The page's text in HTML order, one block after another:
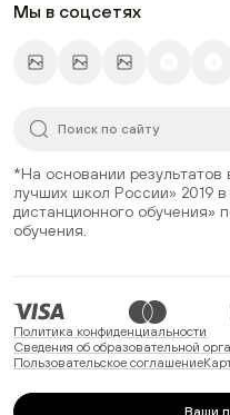
Мы в соцсетях
*На основании результатов
лучших школ России» 2019
дистанционного обучения»
обучения.
Политика конфиденциальности
Сведения об образовательной
Пользовательское соглашение